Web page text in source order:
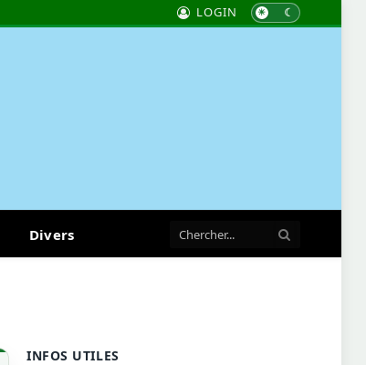
LOGIN
Divers
INFOS UTILES